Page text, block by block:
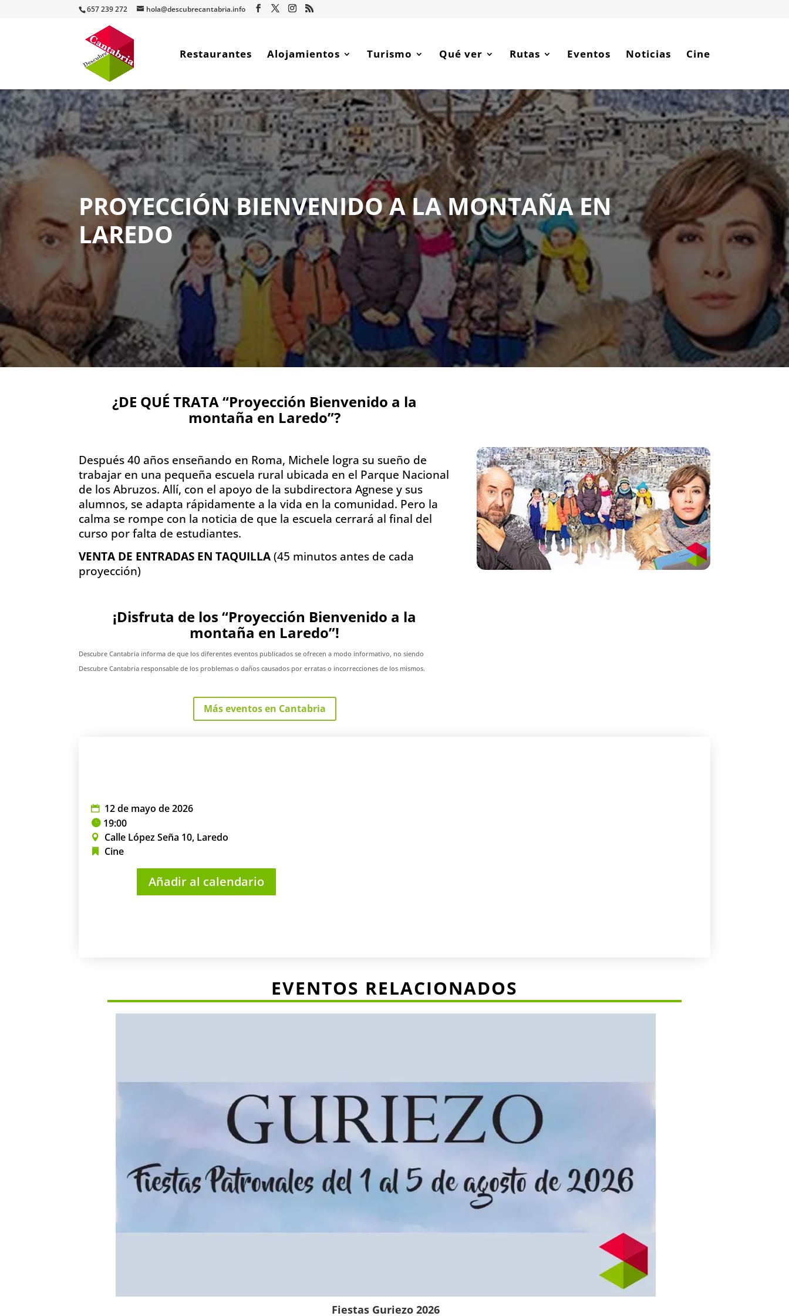
657 239 272 hola@descubrecantabria.info
Restaurantes Alojamientos Turismo Qué ver Rutas Eventos Noticias Cine
PROYECCIÓN BIENVENIDO A LA MONTAÑA EN
LAREDO
¿DE QUÉ TRATA “Proyección Bienvenido a la
montaña en Laredo”?
Después 40 años enseñando en Roma, Michele logra su sueño de
trabajar en una pequeña escuela rural ubicada en el Parque Nacional
de los Abruzos. Allí, con el apoyo de la subdirectora Agnese y sus
alumnos, se adapta rápidamente a la vida en la comunidad. Pero la
calma se rompe con la noticia de que la escuela cerrará al final del
curso por falta de estudiantes.
VENTA DE ENTRADAS EN TAQUILLA (45 minutos antes de cada
proyección)
¡Disfruta de los “Proyección Bienvenido a la
montaña en Laredo”!
Descubre Cantabria informa de que los diferentes eventos publicados se ofrecen a modo informativo, no siendo
Descubre Cantabria responsable de los problemas o daños causados por erratas o incorrecciones de los mismos.
Más eventos en Cantabria
12 de mayo de 2026
19:00
Calle López Seña 10, Laredo
Cine
Añadir al calendario
EVENTOS RELACIONADOS
Fiestas Guriezo 2026